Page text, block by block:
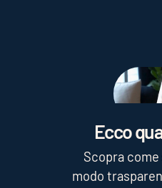
Ecco
Scopra
modo